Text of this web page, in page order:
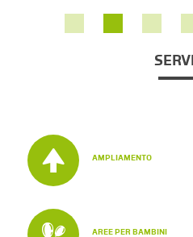
AMPLIAMENTO
AREE PER BAMBINI